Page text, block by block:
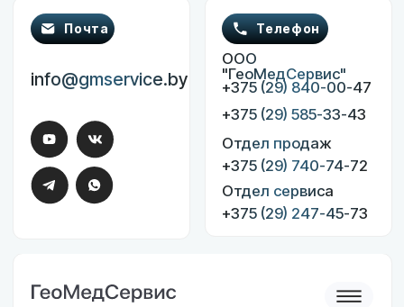
Разработка сайта
Политика конфиденциальности
Пользовательское соглашение